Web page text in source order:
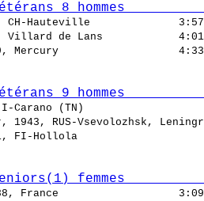
8 hommes
1947, CH-Hauteville
Villard de Lans
1949, Mercury
9 hommes
1943, I-Carano
1943, RUS-Vsevolozhsk,
1941, FI-
Seniors(1) femmes
1988, France